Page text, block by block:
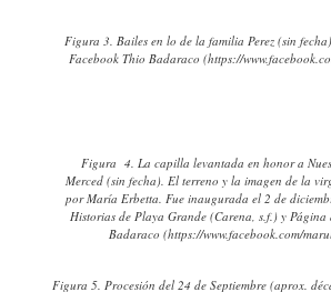
Figura 3. Bailes en lo de la familia Perez (sin
Facebook Thio Badaraco (https://
Figura 4. La capilla levantada en honor a
Merced (sin fecha). El terreno y la imagen de la
por María Erbetta. Fue inaugurada el 2 de
Historias de Playa Grande (Carena, s.f.) y
Badaraco (https://www.facebook.com/
Figura 5. Procesión del 24 de Septiembre (aprox.